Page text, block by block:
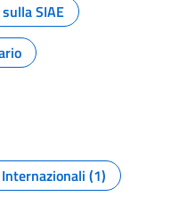
SIAE
(1)